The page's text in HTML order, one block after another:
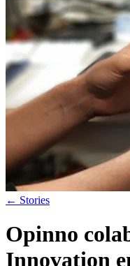
← Stories
Opinno
Innovation